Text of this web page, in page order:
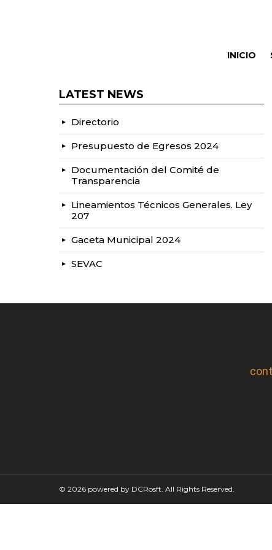
INICIO
LATEST NEWS
Directorio
Presupuesto de Egresos 2024
Documentación del Comité de
Transparencia
Lineamientos Técnicos Generales. Ley
207
Gaceta Municipal 2024
SEVAC
© 2026 powered by DCRosft. All Rights Reserved.